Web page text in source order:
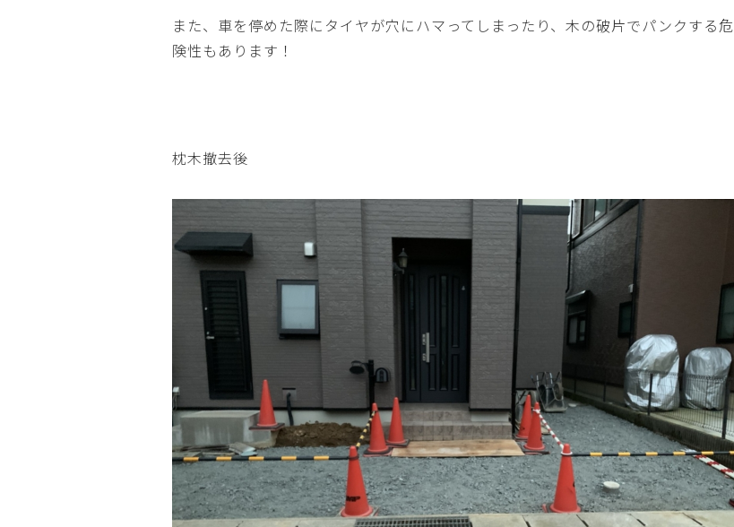
また、車を停めた際にタイヤが穴にハマってしまったり、木の破片でパンクする危
険性もあります！
枕木撤去後